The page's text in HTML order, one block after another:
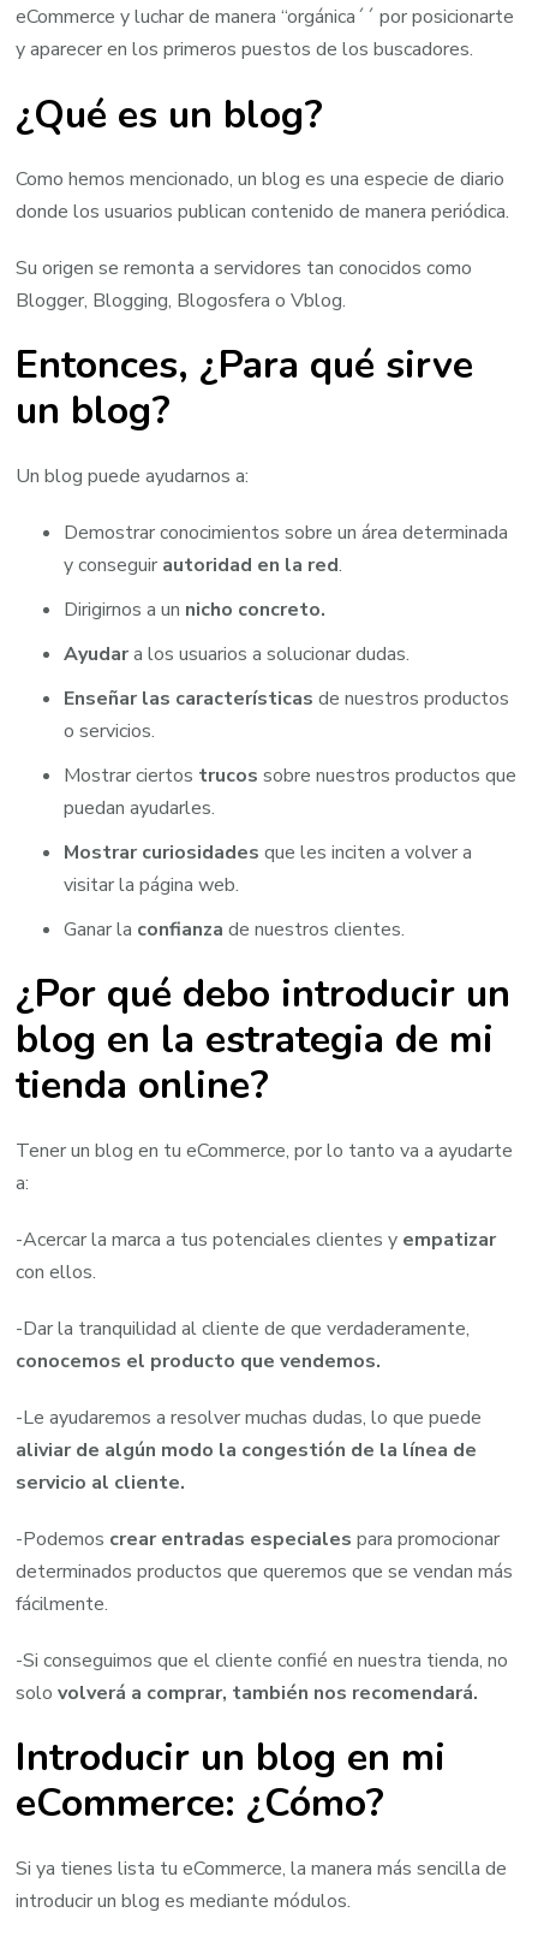
eCommerce y luchar de manera “orgánica´´ por posicionarte
y aparecer en los primeros puestos de los buscadores.
¿Qué es un blog?
Como hemos mencionado, un blog es una especie de diario
donde los usuarios publican contenido de manera periódica.
Su origen se remonta a servidores tan conocidos como
Blogger, Blogging, Blogosfera o Vblog.
Entonces, ¿Para qué sirve
un blog?
Un blog puede ayudarnos a:
Demostrar conocimientos sobre un área determinada
y conseguir autoridad en la red.
Dirigirnos a un nicho concreto.
Ayudara los usuarios a solucionar dudas.
Enseñar las características de nuestros productos
o servicios.
Mostrar ciertos trucos sobre nuestros productos que
puedan ayudarles.
Mostrar curiosidades que les inciten a volver a
visitar la página web.
Ganar la confianza de nuestros clientes.
¿Por qué debo introducir un
blog en la estrategia de mi
tienda online?
Tener un blog en tu eCommerce, por lo tanto va a ayudarte
a:
-Acercar la marca a tus potenciales clientes y empatizar
con ellos.
-Dar la tranquilidad al cliente de que verdaderamente,
conocemos el producto que vendemos.
-Le ayudaremos a resolver muchas dudas, lo que puede
aliviar de algún modo la congestión de la línea de
servicio al cliente.
-Podemos crear entradas especiales para promocionar
determinados productos que queremos que se vendan más
fácilmente.
-Si conseguimos que el cliente confié en nuestra tienda, no
solovolverá a comprar, también nos recomendará.
Introducir un blog en mi
eCommerce: ¿Cómo?
Si ya tienes lista tu eCommerce, la manera más sencilla de
introducir un blog es mediante módulos.